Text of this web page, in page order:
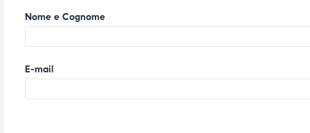
Nome e Cognome
E-mail